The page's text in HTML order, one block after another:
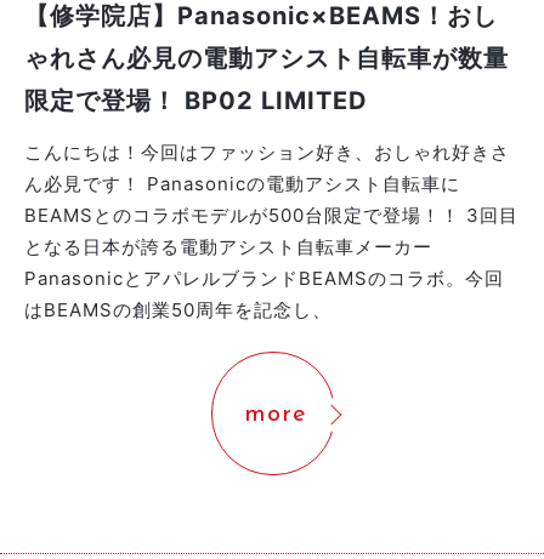
【修学院店】Panasonic×BEAMS！おし
ゃれさん必見の電動アシスト自転車が数量
限定で登場！ BP02 LIMITED
こんにちは！今回はファッション好き、おしゃれ好きさ
ん必見です！ Panasonicの電動アシスト自転車に
BEAMSとのコラボモデルが500台限定で登場！！ 3回目
となる日本が誇る電動アシスト自転車メーカー
PanasonicとアパレルブランドBEAMSのコラボ。今回
はBEAMSの創業50周年を記念し、
more